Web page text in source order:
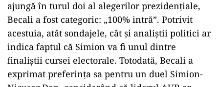
ajungă în turul doi al alegerilor prezidențiale,
Becali a fost categoric: „100% intră”. Potrivit
acestuia, atât sondajele, cât și analiștii politici ar
indica faptul că Simion va fi unul dintre
finaliștii cursei electorale. Totodată, Becali a
exprimat preferința sa pentru un duel Simion-